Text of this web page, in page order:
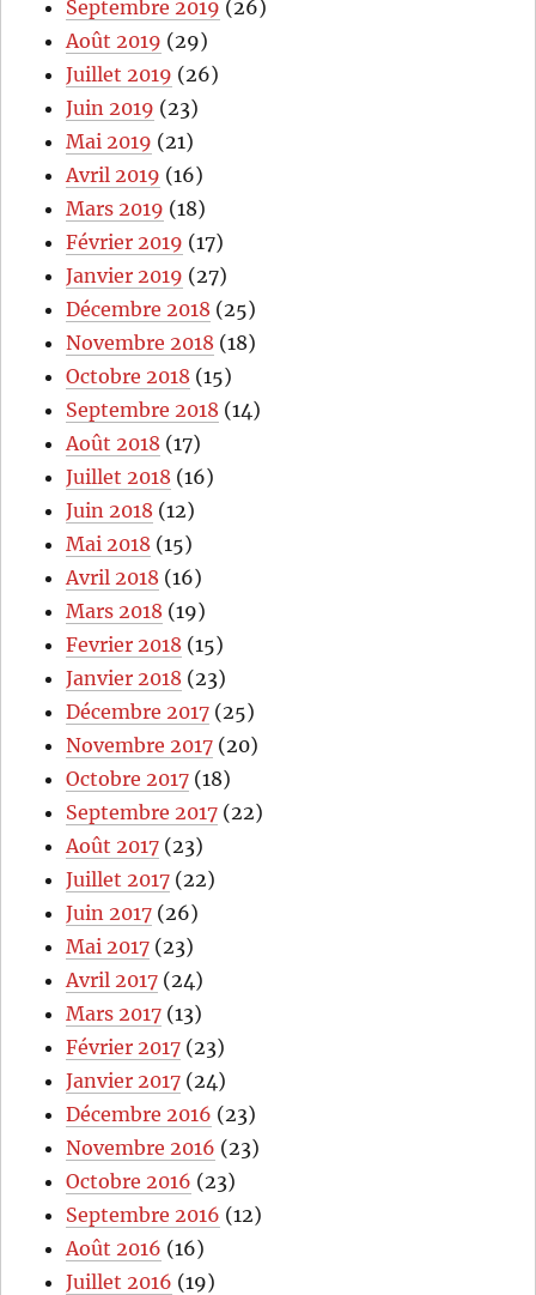
Septembre 2019 (26)
Août 2019 (29)
Juillet 2019 (26)
Juin 2019 (23)
Mai 2019 (21)
Avril 2019 (16)
Mars 2019 (18)
Février 2019 (17)
Janvier 2019 (27)
Décembre 2018 (25)
Novembre 2018 (18)
Octobre 2018 (15)
Septembre 2018 (14)
Août 2018 (17)
Juillet 2018 (16)
Juin 2018 (12)
Mai 2018 (15)
Avril 2018 (16)
Mars 2018 (19)
Fevrier 2018 (15)
Janvier 2018 (23)
Décembre 2017 (25)
Novembre 2017 (20)
Octobre 2017 (18)
Septembre 2017 (22)
Août 2017 (23)
Juillet 2017 (22)
Juin 2017 (26)
Mai 2017 (23)
Avril 2017 (24)
Mars 2017 (13)
Février 2017 (23)
Janvier 2017 (24)
Décembre 2016 (23)
Novembre 2016 (23)
Octobre 2016 (23)
Septembre 2016 (12)
Août 2016 (16)
Juillet 2016 (19)